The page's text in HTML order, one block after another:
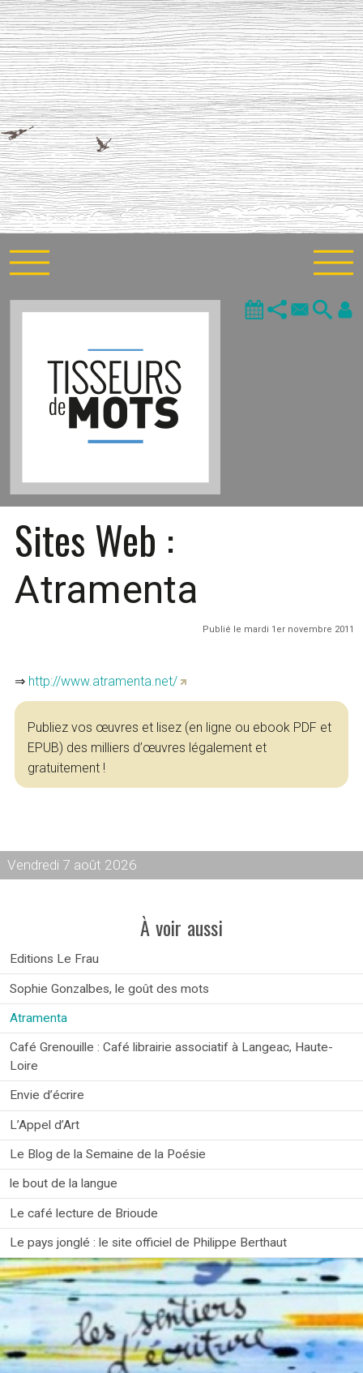
Sites Web :
Atramenta
Publié le mardi 1er novembre 2011
⇒ http://www.atramenta.net/
Publiez vos œuvres et lisez (en ligne ou ebook PDF et
EPUB) des milliers d’œuvres légalement et
gratuitement !
Vendredi 7 août 2026
À voir aussi
Editions Le Frau
Sophie Gonzalbes, le goût des mots
Atramenta
Café Grenouille : Café librairie associatif à Langeac, Haute-
Loire
Envie d’écrire
L’Appel d’Art
Le Blog de la Semaine de la Poésie
le bout de la langue
Le café lecture de Brioude
Le pays jonglé : le site officiel de Philippe Berthaut